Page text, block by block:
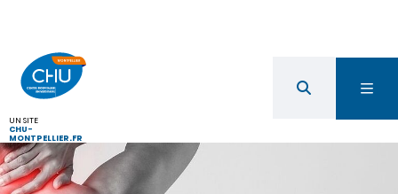
UN SITE
CHU-
MONTPELLIER.FR